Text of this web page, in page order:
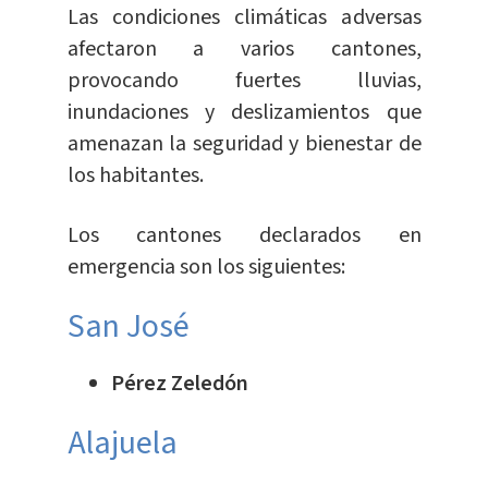
Las condiciones climáticas adversas
afectaron a varios cantones,
provocando fuertes lluvias,
inundaciones y deslizamientos que
amenazan la seguridad y bienestar de
los habitantes.
Los cantones declarados en
emergencia son los siguientes:
San José
Pérez Zeledón
Alajuela